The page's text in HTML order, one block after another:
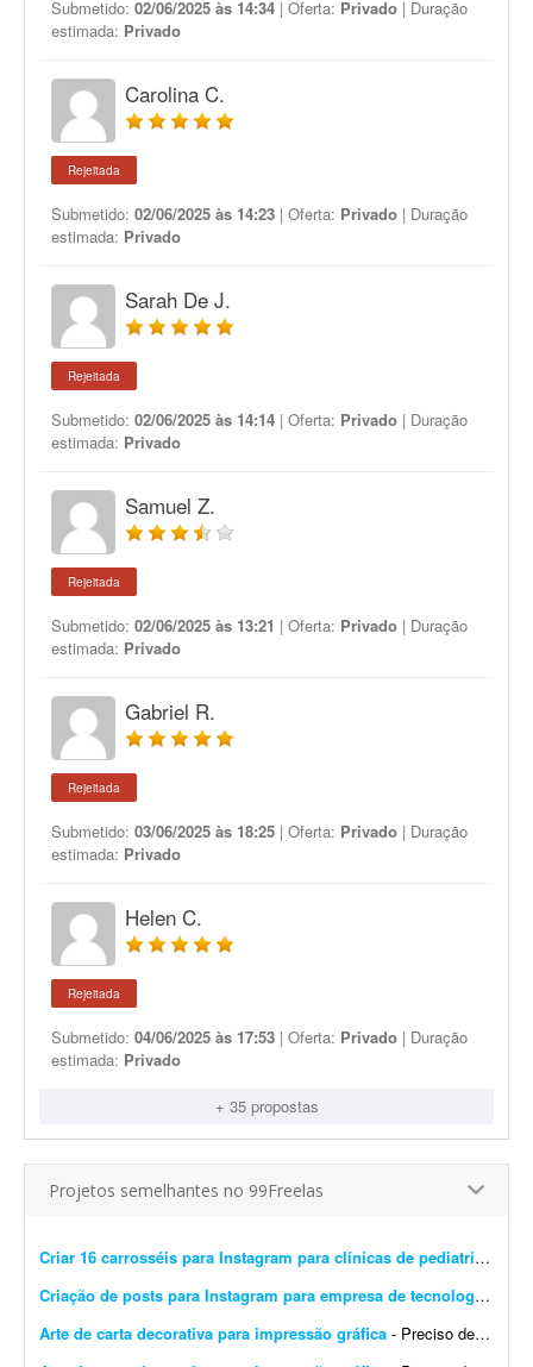
Submetido: 02/06/2025 às 14:34 | Oferta: Privado | Duração
estimada: Privado
Carolina C.
Rejeitada
Submetido: 02/06/2025 às 14:23 | Oferta: Privado | Duração
estimada: Privado
Sarah De J.
Rejeitada
Submetido: 02/06/2025 às 14:14 | Oferta: Privado | Duração
estimada: Privado
Samuel Z.
Rejeitada
Submetido: 02/06/2025 às 13:21 | Oferta: Privado | Duração
estimada: Privado
Gabriel R.
Rejeitada
Submetido: 03/06/2025 às 18:25 | Oferta: Privado | Duração
estimada: Privado
Helen C.
Rejeitada
Submetido: 04/06/2025 às 17:53 | Oferta: Privado | Duração
estimada: Privado
+ 35 propostas
Projetos semelhantes no 99Freelas
Criar 16 carrosséis para Instagram para clínicas de pediatria
-
Criação de posts para Instagram para empresa de tecnologia-
Arte de carta decorativa para impressão gráfica - Preciso de um design para imprimir uma carta decorativa na gráfica. A arte deve ser editável em PDF, conforme exigido pela gráfica. Quero unir dois elementos: o lobo ficar&aac...